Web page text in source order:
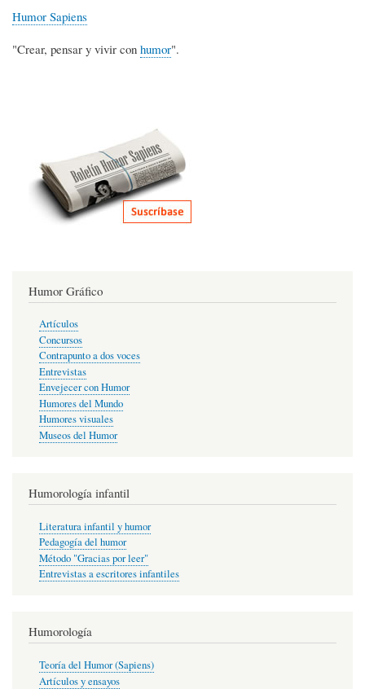
Humor Sapiens
"Crear, pensar y vivir con humor".
Humor Gráfico
Artículos
Concursos
Contrapunto a dos voces
Entrevistas
Envejecer con Humor
Humores del Mundo
Humores visuales
Museos del Humor
Humorología infantil
Literatura infantil y humor
Pedagogía del humor
Método "Gracias por leer"
Entrevistas a escritores infantiles
Humorología
Teoría del Humor (Sapiens)
Artículos y ensayos